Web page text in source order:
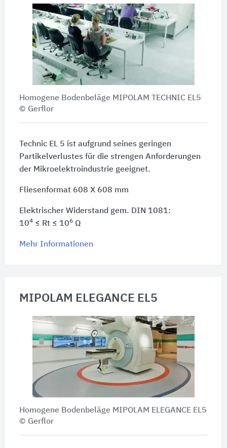
Homogene Bodenbeläge MIPOLAM TECHNIC EL5
© Gerflor
Technic EL 5 ist aufgrund seines geringen
Partikelverlustes für die strengen Anforderungen
der Mikroelektroindustrie geeignet.
Fliesenformat 608 X 608 mm
Elektrischer Widerstand gem. DIN 1081:
104≤ Rt ≤ 106Ω
Mehr Informationen
MIPOLAM ELEGANCE EL5
Homogene Bodenbeläge MIPOLAM ELEGANCE EL5
© Gerflor